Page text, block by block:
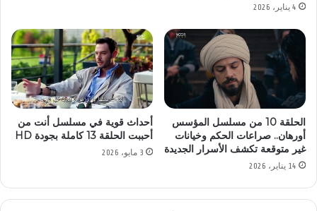
4 يناير، 2026
الحلقة 10 من مسلسل المؤسس
أورهان.. صراعات الحكم وخيانات
غير متوقعة تكشف الأسرار الجديدة
14 يناير، 2026
أحداث قوية في مسلسل أنت من
أحببت الحلقة 13 كاملة بجودة HD
3 مايو، 2026